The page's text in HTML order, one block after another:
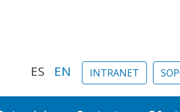
ES EN INTRANET